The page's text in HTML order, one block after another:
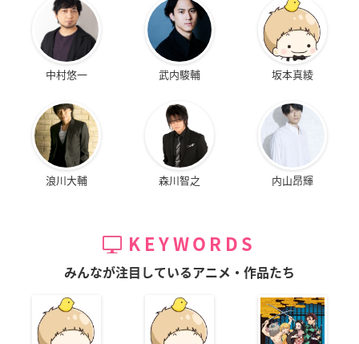
中村悠一 武内駿輔 坂本真綾
浪川大輔 森川智之 内山昂輝
KEYWORDS
みんなが注目しているアニメ・作品たち